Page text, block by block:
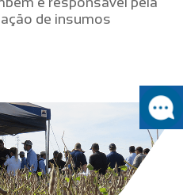
de insumos